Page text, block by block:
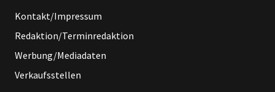
Kontakt/Impressum
Redaktion/Terminredaktion
Werbung/Mediadaten
Verkaufsstellen